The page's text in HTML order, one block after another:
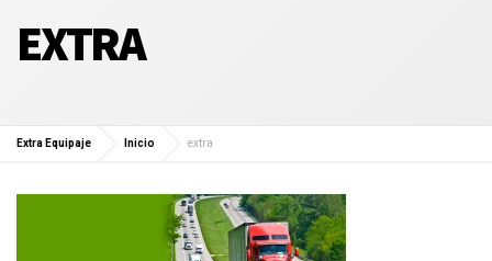
EXTRA
Extra Equipaje Inicio extra